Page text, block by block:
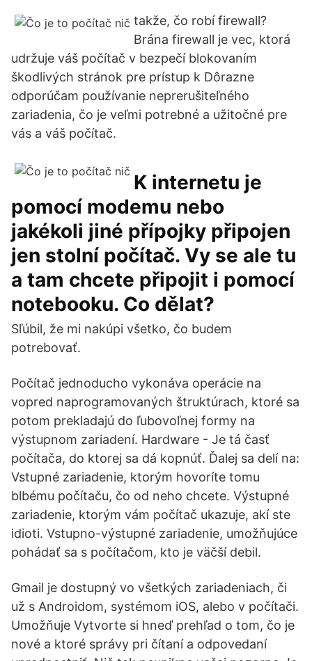
takže, čo robí firewall?
Brána firewall je vec, ktorá
udržuje váš počítač v bezpečí blokovaním
škodlivých stránok pre prístup k Dôrazne
odporúčam používanie neprerušiteľného
zariadenia, čo je veľmi potrebné a užitočné pre
vás a váš počítač.
K internetu je
pomocí modemu nebo
jakékoli jiné přípojky připojen
jen stolní počítač. Vy se ale tu
a tam chcete připojit i pomocí
notebooku. Co dělat?
Sľúbil, že mi nakúpi všetko, čo budem
potrebovať.
Počítač jednoducho vykonáva operácie na
vopred naprogramovaných štruktúrach, ktoré sa
potom prekladajú do ľubovoľnej formy na
výstupnom zariadení. Hardware - Je tá časť
počítača, do ktorej sa dá kopnúť. Ďalej sa delí na:
Vstupné zariadenie, ktorým hovoríte tomu
blbému počítaču, čo od neho chcete. Výstupné
zariadenie, ktorým vám počítač ukazuje, akí ste
idioti. Vstupno-výstupné zariadenie, umožňujúce
pohádať sa s počítačom, kto je väčší debil.
Gmail je dostupný vo všetkých zariadeniach, či
už s Androidom, systémom iOS, alebo v počítači.
Umožňuje Vytvorte si hneď prehľad o tom, čo je
nové a ktoré správy pri čítaní a odpovedaní